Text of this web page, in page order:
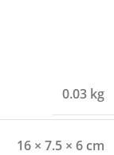
0.03 kg
16 × 7.5 × 6 cm